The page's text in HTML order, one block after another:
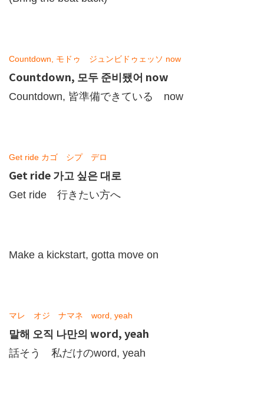
Countdown, モドゥ ジュンビドゥェッソ now
Countdown, 모두 준비됐어 now
Countdown, 皆準備できている now
Get ride カゴ シプ デロ
Get ride 가고 싶은 대로
Get ride 行きたい方へ
Make a kickstart, gotta move on
マレ オジ ナマネ word, yeah
말해 오직 나만의 word, yeah
話そう 私だけのword, yeah